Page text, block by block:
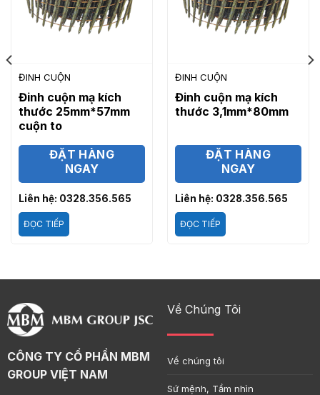
ĐINH CUỘN
Đinh cuộn mạ kích
thước 25mm*57mm
cuộn to
ĐẶT HÀNG
NGAY
Liên hệ: 0328.356.565
ĐỌC TIẾP
ĐINH CUỘN
Đinh cuộn mạ kích
thước 3,1mm*80mm
ĐẶT HÀNG
NGAY
Liên hệ: 0328.356.565
ĐỌC TIẾP
CÔNG TY CỔ PHẦN MBM
GROUP VIỆT NAM
Về Chúng Tôi
Về chúng tôi
Sứ mệnh, Tầm nhìn